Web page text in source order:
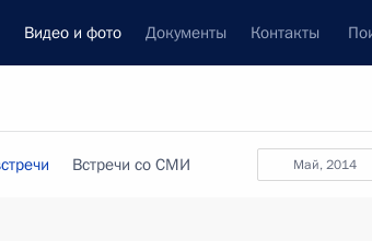
Видео и фото Документы Контакты
май, 2014
Встречи со СМИ